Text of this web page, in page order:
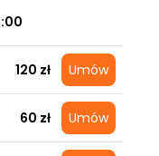
120 zł Umów
60 zł Umów